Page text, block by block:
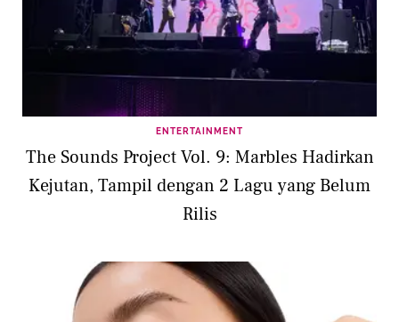
ENTERTAINMENT
The Sounds Project Vol. 9: Marbles Hadirkan
Kejutan, Tampil dengan 2 Lagu yang Belum
Rilis